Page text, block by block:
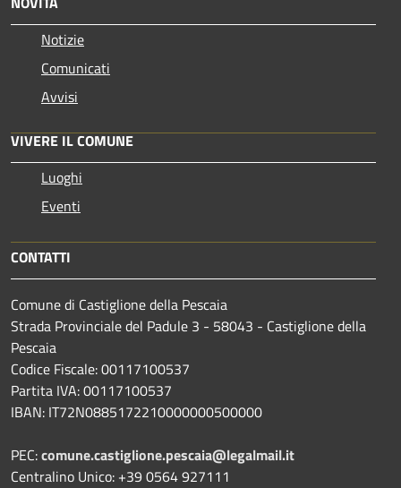
Notizie
Comunicati
Avvisi
VIVERE IL COMUNE
Luoghi
Eventi
CONTATTI
Comune di Castiglione della Pescaia
Strada Provinciale del Padule 3 - 58043 - Castiglione della
Pescaia
Codice Fiscale: 00117100537
Partita IVA: 00117100537
IBAN: IT72N0885172210000000500000
PEC:comune.castiglione.pescaia@legalmail.it
Centralino Unico: +39 0564 927111